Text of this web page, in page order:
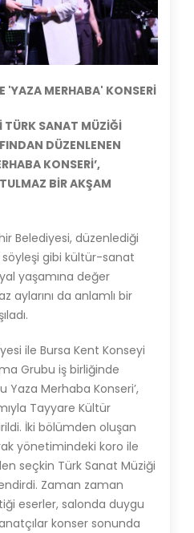
'YAZA MERHABA' KONSERİ
TÜRK SANAT MÜZİĞİ
DÜZENLENEN
KONSERİ’,
BİR AKŞAM
Belediyesi, düzenlediği
gibi kültür-sanat
yaşamına değer
aylarını da anlamlı bir
ile Bursa Kent Konseyi
Grubu iş birliğinde
Yaza Merhaba Konseri’,
Tayyare Kültür
İki bölümden oluşan
yönetimindeki koro ile
seçkin Türk Sanat Müziği
Zaman zaman
eserler, salonda duygu
konser sonunda